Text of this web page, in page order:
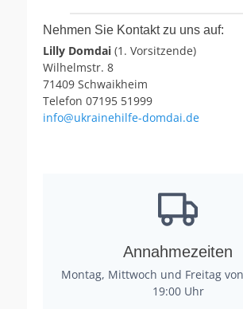
Nehmen Sie Kontakt zu uns auf:
Lilly Domdai (1. Vorsitzende)
Wilhelmstr. 8
71409 Schwaikheim
Telefon 07195 51999
info@ukrainehilfe-domdai.de
Annahmezeiten
Montag, Mittwoch und Freitag
19:00 Uhr